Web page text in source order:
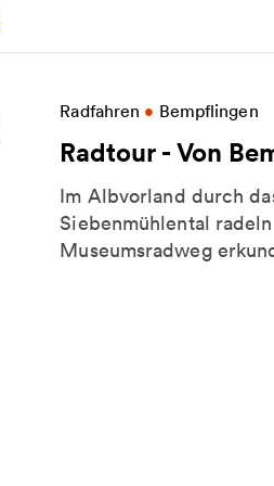
Radfahren • Bempflingen
Radtour - Von
Im Albvorland durch
Siebenmühlental
Museumsradweg
More information on